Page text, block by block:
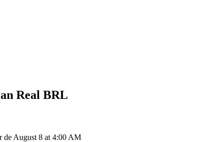
Real BRL
August 8 at 4:00 AM